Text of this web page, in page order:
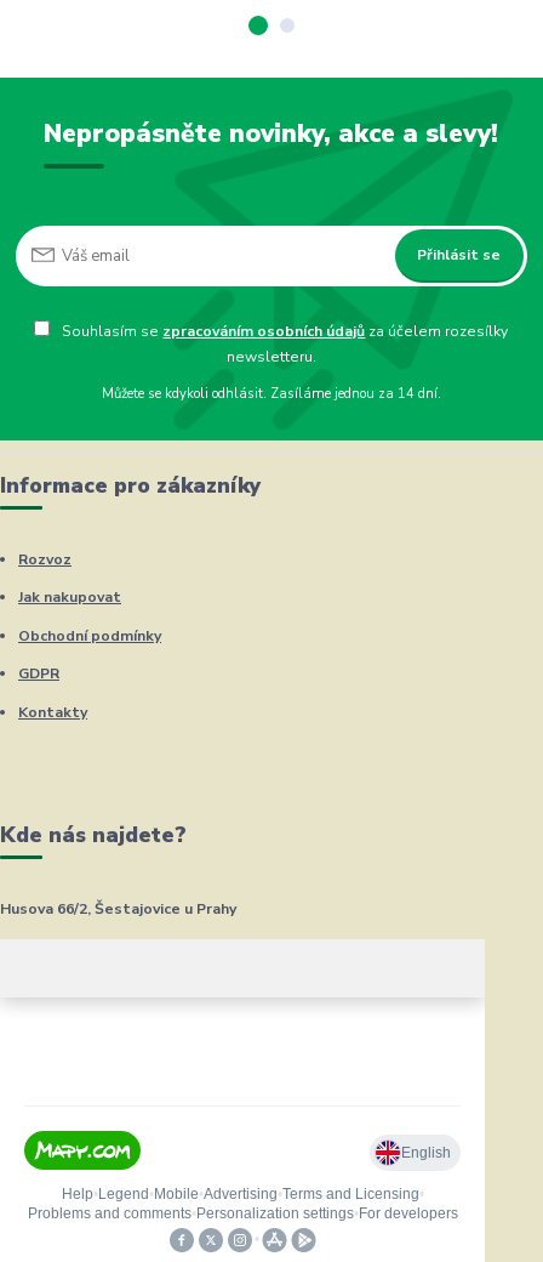
Nepropásněte novinky, akce a slevy!
Přihlásit se
Souhlasím se zpracováním osobních údajů za účelem rozesílky
newsletteru.
Můžete se kdykoli odhlásit. Zasíláme jednou za 14 dní.
Informace pro zákazníky
Rozvoz
Jak nakupovat
Obchodní podmínky
GDPR
Kontakty
Kde nás najdete?
Husova 66/2, Šestajovice u Prahy